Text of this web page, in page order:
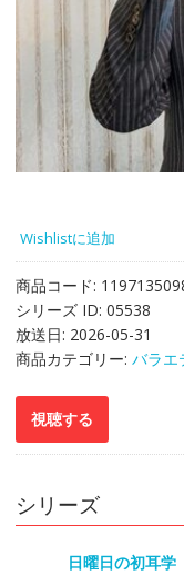
Wishlistに追加
商品コード:
シリーズ ID: 05538
放送日: 2026-05-31
商品カテゴリー: バラエ
シリーズ
日曜日の初耳